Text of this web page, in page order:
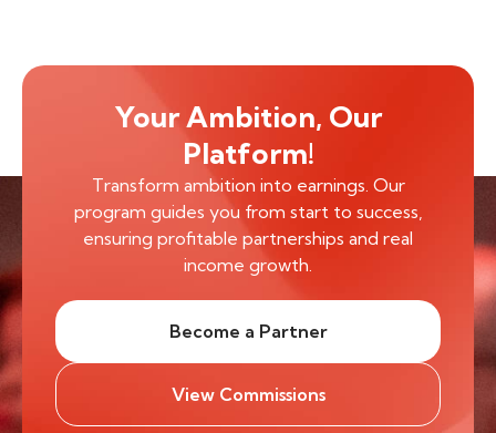
Your Ambition, Our
Platform!
Transform ambition into earnings. Our
program guides you from start to success,
ensuring profitable partnerships and real
income growth.
Become a Partner
View Commissions